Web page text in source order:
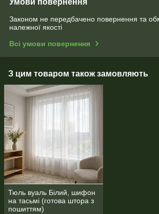
Умови повернення
Законом не передбачено повернення та
належної якості
Всі умови повернення
З цим товаром також замовляють
Тюль вуаль Білий, шифон
на тасьмі (готова штора з
пошиттям)